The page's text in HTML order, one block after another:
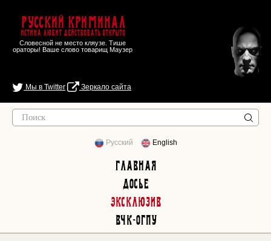
Русский Криминал
Истина любит действовать открыто
Словесной не место кляузе. Тише
ораторы! Ваше слово товарищ Маузер
Мы в Twitter Зеркало сайта
Русский English
Главная
Досье
Эксклюзив
ВЧК-ОГПУ